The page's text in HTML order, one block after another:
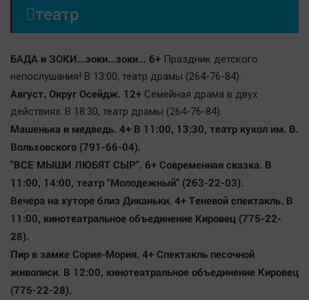
театр
БАДА и ЗОКИ...зоки...зоки... 6+ Праздник детского
непослушания! В 13:00, театр драмы (264-76-84).
Август. Округ Осейдж. 12+ Семейная драма в двух
действиях. В 18:30, театр драмы (264-76-84).
Машенька и медведь. 4+ В 11:00, 13:30, театр кукол им. В.
Вольховского (791-66-04).
"ВСЕ МЫШИ ЛЮБЯТ СЫР". 6+ Современная сказка. В
11:00, 14:00, театр "Молодежный" (263-22-03).
Вечера на хуторе близ Диканьки. 4+ Теневой спектакль. В
11:00, кинотеатральное объединение Кировец (775-22-
28).
Пир в замке Сория-Мория. 4+ Спектакль песочной
живописи. В 12:00, кинотеатральное объединение Кировец
(775-22-28).